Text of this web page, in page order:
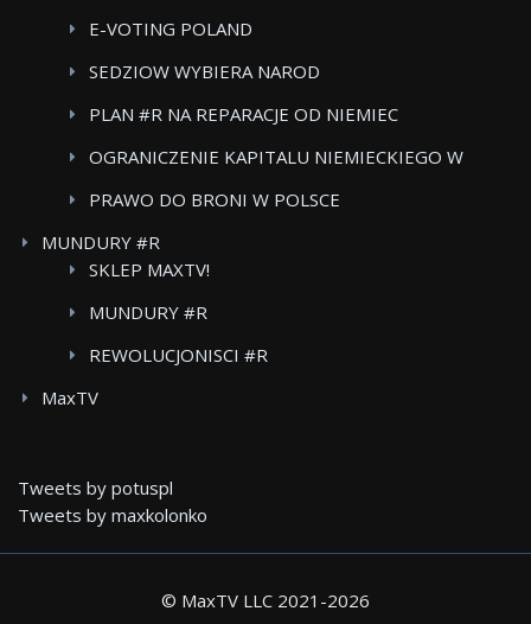
E-VOTING POLAND
SEDZIOW WYBIERA NAROD
PLAN #R NA REPARACJE OD NIEMIEC
OGRANICZENIE KAPITALU NIEMIECKIEGO W
PRAWO DO BRONI W POLSCE
MUNDURY #R
SKLEP MAXTV!
MUNDURY #R
REWOLUCJONISCI #R
MaxTV
Tweets by potuspl
Tweets by maxkolonko
© MaxTV LLC 2021-2026